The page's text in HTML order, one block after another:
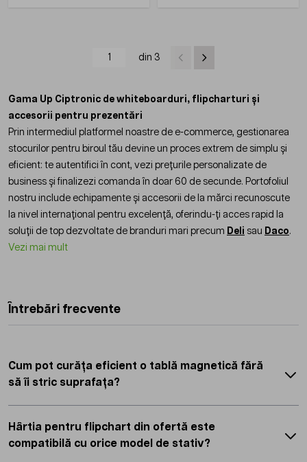
din 3
Gama Up Ciptronic de whiteboarduri, flipcharturi și
accesorii pentru prezentări
Prin intermediul platformeI noastre de e-commerce, gestionarea
stocurilor pentru biroul tău devine un proces extrem de simplu și
eficient: te autentifici în cont, vezi prețurile personalizate de
business și finalizezi comanda în doar 60 de secunde. Portofoliul
nostru include echipamente și accesorii de la mărci recunoscute
la nivel internațional pentru excelență, oferindu-ți acces rapid la
soluții de top dezvoltate de branduri mari precum Deli sau Daco.
Vezi mai mult
Întrebări frecvente
Cum pot curăța eficient o tablă magnetică fără
să îi stric suprafața?
Hârtia pentru flipchart din ofertă este
compatibilă cu orice model de stativ?